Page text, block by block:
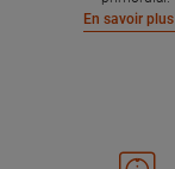
En savoir plus